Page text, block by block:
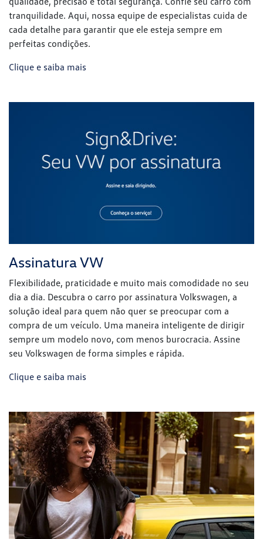
Assinatura VW
Flexibilidade, praticidade e muito mais comodidade no seu
dia a dia. Descubra o carro por assinatura Volkswagen, a
compra de um veículo. Uma maneira inteligente de dirigir
sempre um modelo novo, com menos burocracia. Assine
Clique e saiba mais
Serviços financeiros
Garanta o seu novo veículo Volkswagen com as nossas
soluções de financiamento, feitas para facilitar a sua
conquista. Se preferir, conte também com as vantagens do
nosso consórcio. Consulte as opções de planos disponíveis e
escolha a alternativa que melhor se encaixa no seu perfil.